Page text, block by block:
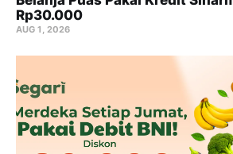
Rp30.000
AUG 1, 2026